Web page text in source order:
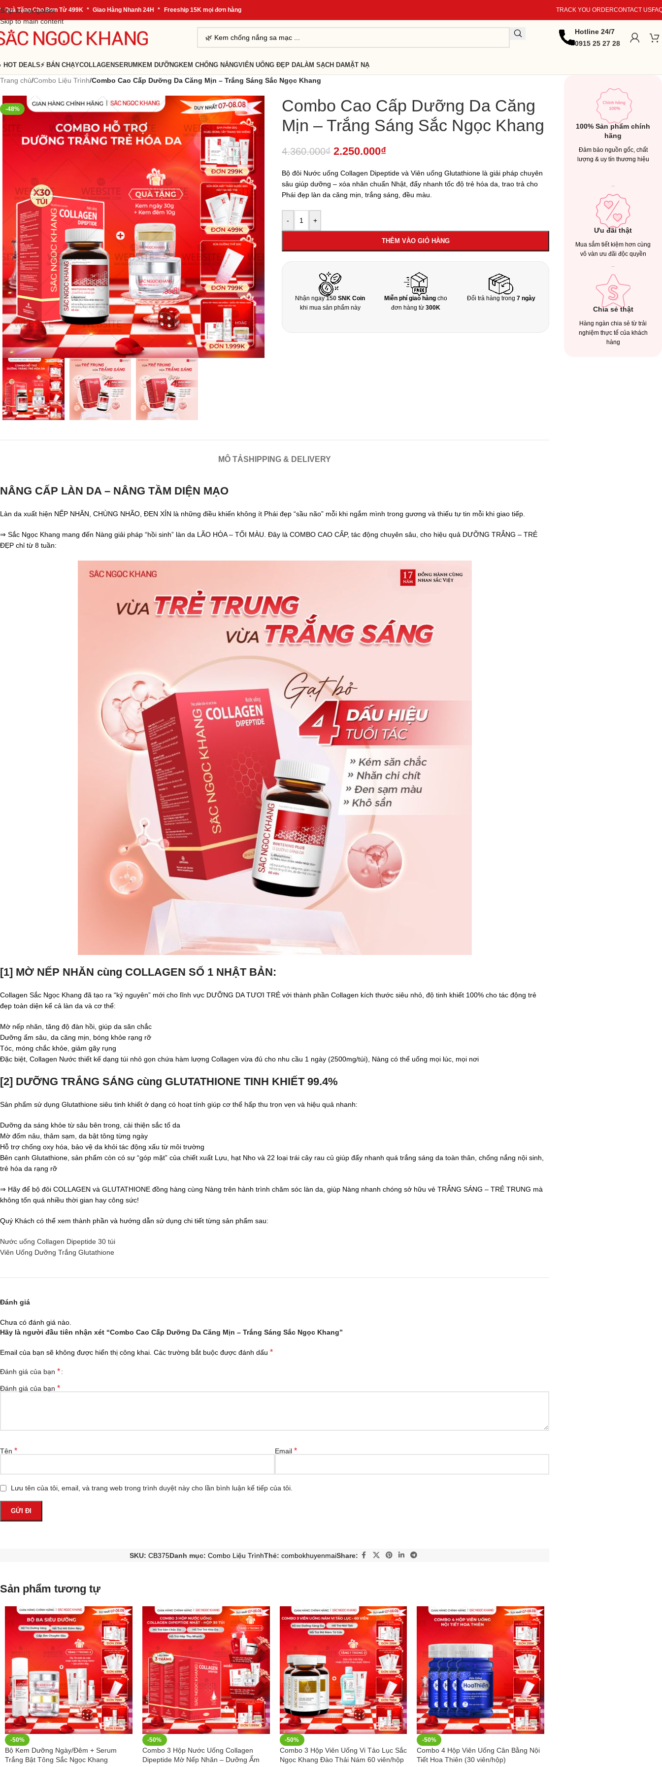
Skip to navigation
Skip to main content
Cho Đơn Từ 499K * Giao Hàng Nhanh 24H * Freeship 15K mọi đơn hàng * Quà Tặng Cho Đơn Từ 499K TRACK YOU ORDERCONTACT US
Hotline 24/7
0915 25 27 28
HOT DEALS⚡ BÁN CHẠYCOLLAGENSERUMKEM DƯỠNGKEM CHỐNG NẮNGVIÊN UỐNG ĐẸP DALÀM SẠCH DAMẶT NẠ
Trang chủ/Combo Liệu Trình/Combo Cao Cấp Dưỡng Da Căng Mịn – Trắng Sáng Sắc Ngọc Khang
-48%
Combo Cao Cấp Dưỡng Da Căng
Mịn – Trắng Sáng Sắc Ngọc Khang
4.360.000₫ 2.250.000₫
Bộ đôi Nước uống Collagen Dipeptide và Viên uống Glutathione là giải pháp chuyên
sâu giúp dưỡng – xóa nhăn chuẩn Nhật, đẩy nhanh tốc độ trẻ hóa da, trao trả cho
Phái đẹp làn da căng mịn, trắng sáng, đều màu.
- +
THÊM VÀO GIỎ HÀNG
Nhận ngay150 SNK Coin
khi mua sản phẩm này
Miễn phí giao hàngcho
đơn hàng từ 300K
Đổi trả hàng trong 7 ngày
MÔ TẢSHIPPING & DELIVERY
NÂNG CẤP LÀN DA – NÂNG TẦM DIỆN MẠO
Làn da xuất hiện NẾP NHĂN, CHÙNG NHÃO, ĐEN XỈN là những điều khiến không ít Phái đẹp “sầu não” mỗi khi ngắm mình trong gương và thiếu tự tin mỗi khi giao tiếp.
⇒ Sắc Ngọc Khang mang đến Nàng giải pháp “hồi sinh” làn da LÃO HÓA – TỐI MÀU. Đây là COMBO CAO CẤP, tác động chuyên sâu, cho hiệu quả DƯỠNG TRẮNG – TRẺ
ĐẸP chỉ từ 8 tuần:
[1] MỜ NẾP NHĂN cùng COLLAGEN SỐ 1 NHẬT BẢN:
Collagen Sắc Ngọc Khang đã tạo ra “kỷ nguyên” mới cho lĩnh vực DƯỠNG DA TƯƠI TRẺ với thành phần Collagen kích thước siêu nhỏ, độ tinh khiết 100% cho tác động trẻ
đẹp toàn diện kể cả làn da và cơ thể:
Mờ nếp nhăn, tăng độ đàn hồi, giúp da săn chắc
Dưỡng ẩm sâu, da căng mịn, bóng khỏe rạng rỡ
Tóc, móng chắc khỏe, giảm gãy rụng
Đặc biệt, Collagen Nước thiết kế dạng túi nhỏ gọn chứa hàm lượng Collagen vừa đủ cho nhu cầu 1 ngày (2500mg/túi), Nàng có thể uống mọi lúc, mọi nơi
[2] DƯỠNG TRẮNG SÁNG cùng GLUTATHIONE TINH KHIẾT 99.4%
Sản phẩm sử dụng Glutathione siêu tinh khiết ở dạng có hoạt tính giúp cơ thể hấp thu trọn vẹn và hiệu quả nhanh:
Dưỡng da sáng khỏe từ sâu bên trong, cải thiện sắc tố da
Mờ đốm nâu, thâm sạm, da bật tông từng ngày
Hỗ trợ chống oxy hóa, bảo vệ da khỏi tác động xấu từ môi trường
Bên cạnh Glutathione, sản phẩm còn có sự “góp mặt” của chiết xuất Lựu, hạt Nho và 22 loại trái cây rau củ giúp đẩy nhanh quá trắng sáng da toàn thân, chống nắng nội sinh,
trẻ hóa da rạng rỡ
⇒ Hãy để bộ đôi COLLAGEN và GLUTATHIONE đồng hàng cùng Nàng trên hành trình chăm sóc làn da, giúp Nàng nhanh chóng sở hữu vẻ TRẮNG SÁNG – TRẺ TRUNG mà
không tốn quá nhiều thời gian hay công sức!
Quý Khách có thể xem thành phần và hướng dẫn sử dụng chi tiết từng sản phẩm sau:
Nước uống Collagen Dipeptide 30 túi
Viên Uống Dưỡng Trắng Glutathione
Đánh giá
Chưa có đánh giá nào.
Hãy là người đầu tiên nhận xét “Combo Cao Cấp Dưỡng Da Căng Mịn – Trắng Sáng Sắc Ngọc Khang”
Email của bạn sẽ không được hiển thị công khai. Các trường bắt buộc được đánh dấu *
Đánh giá của bạn *
Đánh giá của bạn *
Tên * Email *
Lưu tên của tôi, email, và trang web trong trình duyệt này cho lần bình luận kế tiếp của tôi.
SKU: CB375Danh mục: Combo Liệu TrìnhThẻ: combokhuyenmaiShare:
Sản phẩm tương tự
-50%
Bộ Kem Dưỡng Ngày/Đêm + Serum
Trắng Bật Tông Sắc Ngọc Khang
-50%
Combo 3 Hộp Nước Uống Collagen
Dipeptide Mờ Nếp Nhăn – Dưỡng Ẩm
-50%
Combo 3 Hộp Viên Uống Vi Tảo Lục Sắc
Ngọc Khang Đào Thải Nám 60 viên/hộp
-50%
Combo 4 Hộp Viên Uống Cân Bằng Nội
Tiết Hoa Thiên (30 viên/hộp)
100% Sản phẩm chính
hãng
Đảm bảo nguồn gốc, chất
lượng & uy tín thương hiệu
Ưu đãi thật
Mua sắm tiết kiệm hơn cùng
vô vàn ưu đãi độc quyền
Chia sẻ thật
Hàng ngàn chia sẻ từ trải
nghiệm thực tế của khách
hàng